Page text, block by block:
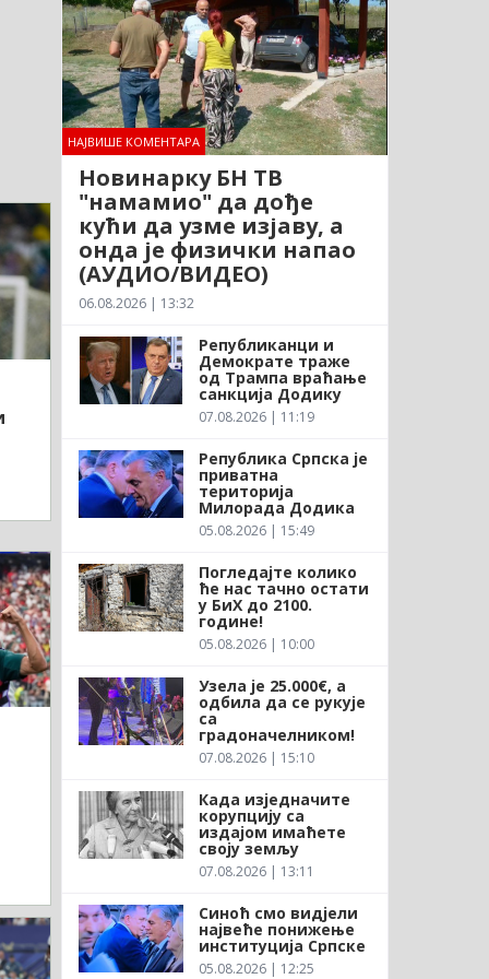
НАЈВИШЕ КОМЕНТАРА
Новинарку БН ТВ
"намамио" да дође
кући да узме изјаву, а
онда је физички напао
(АУДИО/ВИДЕО)
06.08.2026 | 13:32
Републиканци и
Демократе траже
од Трампа враћање
санкција Додику
07.08.2026 | 11:19
Република Српска је
приватна
територија
Милорада Додика
05.08.2026 | 15:49
Погледајте колико
ће нас тачно остати
у БиХ до 2100.
године!
05.08.2026 | 10:00
Узела је 25.000€, а
одбила да се рукује
са
градоначелником!
07.08.2026 | 15:10
Када изједначите
корупцију са
издајом имаћете
своју земљу
07.08.2026 | 13:11
Синоћ смо видјели
највеће понижење
институција Српске
05.08.2026 | 12:25